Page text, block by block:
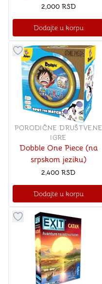
Silk Road na srpskom
jeziku)
2,000 RSD
Dodajte u korpu
Dugme za dodavanje
PORODIČNE DRUŠTVENE
IGRE
Dobble One Piece (na
srpskom jeziku)
2,400 RSD
Dodajte u korpu
Dugme za dodavanje